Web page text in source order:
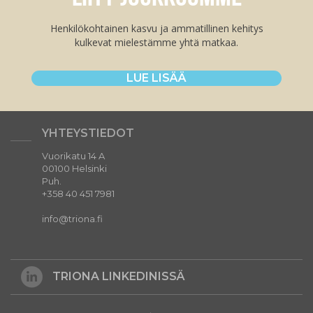
Henkilökohtainen kasvu ja ammatillinen kehitys
kulkevat mielestämme yhtä matkaa.
LUE LISÄÄ
YHTEYSTIEDOT
Vuorikatu 14 A
00100 Helsinki
Puh.
+358 40 451 7981
info@triona.fi
TRIONA LINKEDINISSÄ